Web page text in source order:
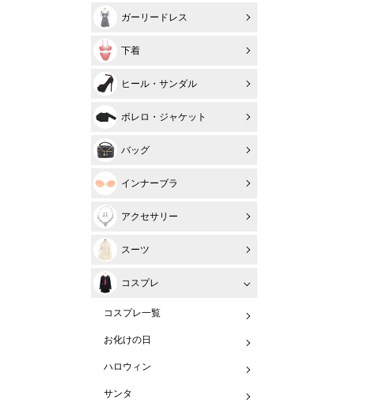
ガーリードレス
下着
ヒール・サンダル
ボレロ・ジャケット
バッグ
インナーブラ
アクセサリー
スーツ
コスプレ
コスプレ一覧
お化けの日
ハロウィン
サンタ